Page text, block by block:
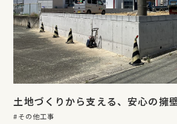
土地づくりから支える、安心の擁
その他工事